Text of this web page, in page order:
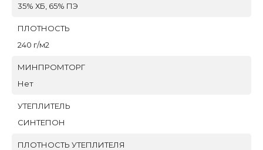
35% ХБ, 65% ПЭ
ПЛОТНОСТЬ
240 г/м2
МИНПРОМТОРГ
Нет
УТЕПЛИТЕЛЬ
СИНТЕПОН
ПЛОТНОСТЬ УТЕПЛИТЕЛЯ